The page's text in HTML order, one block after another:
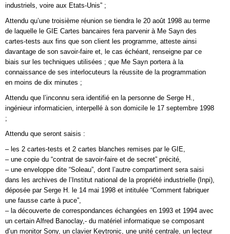
industriels, voire aux Etats-Unis” ;
Attendu qu’une troisième réunion se tiendra le 20 août 1998 au terme
de laquelle le GIE Cartes bancaires fera parvenir à Me Sayn des
cartes-tests aux fins que son client les programme, atteste ainsi
davantage de son savoir-faire et, le cas échéant, renseigne par ce
biais sur les techniques utilisées ; que Me Sayn portera à la
connaissance de ses interlocuteurs la réussite de la programmation
en moins de dix minutes ;
Attendu que l’inconnu sera identifié en la personne de Serge H.,
ingénieur informaticien, interpellé à son domicile le 17 septembre 1998
;
Attendu que seront saisis :
– les 2 cartes-tests et 2 cartes blanches remises par le GIE,
– une copie du “contrat de savoir-faire et de secret” précité,
– une enveloppe dite “Soleau”, dont l’autre compartiment sera saisi
dans les archives de l’Institut national de la propriété industrielle (Inpi),
déposée par Serge H. le 14 mai 1998 et intitulée “Comment fabriquer
une fausse carte à puce”,
– la découverte de correspondances échangées en 1993 et 1994 avec
un certain Alfred Banoclay,- du matériel informatique se composant
d’un monitor Sony, un clavier Keytronic, une unité centrale, un lecteur